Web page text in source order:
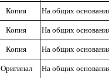
Копия На общих
Копия На общих
Копия На общих
Оригинал На общих